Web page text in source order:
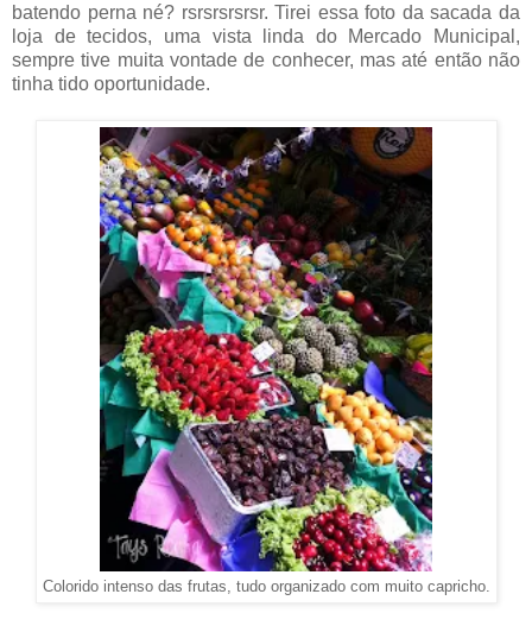
batendo perna né? rsrsrsrsrsr. Tirei essa foto da sacada da
loja de tecidos, uma vista linda do Mercado Municipal,
sempre tive muita vontade de conhecer, mas até então não
tinha tido oportunidade.
Colorido intenso das frutas, tudo organizado com muito capricho.